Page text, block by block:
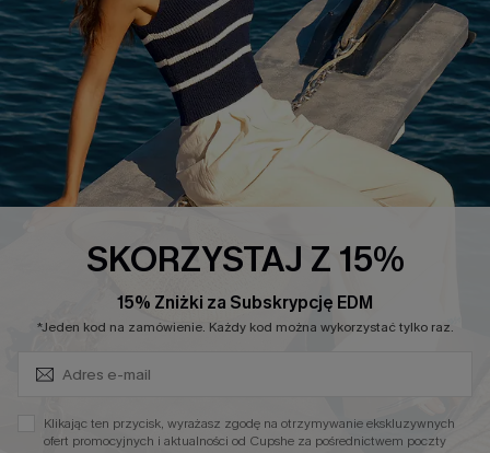
20% Zniżki na SMS
FAQS
Kontakt z Nami
POPULARNA KOLEKCJA
Nowości
Niezbędnik na Wakacje
Miękka Dzianina
Wysokim Stanem
SKORZYSTAJ Z 15%
15% Zniżki za Subskrypcję EDM
*Jeden kod na zamówienie. Każdy kod można wykorzystać tylko raz.
Klikając ten przycisk, wyrażasz zgodę na otrzymywanie ekskluzywnych
ofert promocyjnych i aktualności od Cupshe za pośrednictwem poczty